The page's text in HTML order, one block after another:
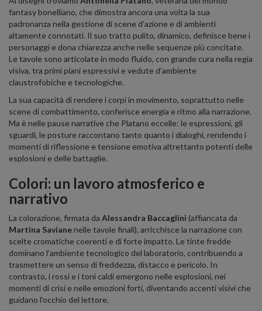
fantasy bonelliano, che dimostra ancora una volta la sua
padronanza nella gestione di scene d’azione e di ambienti
altamente connotati. Il suo tratto pulito, dinamico, definisce bene i
personaggi e dona chiarezza anche nelle sequenze più concitate.
Le tavole sono articolate in modo fluido, con grande cura nella regia
visiva, tra primi piani espressivi e vedute d’ambiente
claustrofobiche e tecnologiche.
La sua capacità di rendere i corpi in movimento, soprattutto nelle
scene di combattimento, conferisce energia e ritmo alla narrazione.
Ma è nelle pause narrative che Platano eccelle: le espressioni, gli
sguardi, le posture raccontano tanto quanto i dialoghi, rendendo i
momenti di riflessione e tensione emotiva altrettanto potenti delle
esplosioni e delle battaglie.
Colori: un lavoro atmosferico e
narrativo
La colorazione, firmata da Alessandra Baccaglini (affiancata da
Martina Savianenelle tavole finali), arricchisce la narrazione con
scelte cromatiche coerenti e di forte impatto. Le tinte fredde
dominano l’ambiente tecnologico del laboratorio, contribuendo a
trasmettere un senso di freddezza, distacco e pericolo. In
contrasto, i rossi e i toni caldi emergono nelle esplosioni, nei
momenti di crisi e nelle emozioni forti, diventando accenti visivi che
guidano l’occhio del lettore.